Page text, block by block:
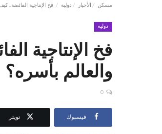
مسكن الأخبار دولية فخ الإنتاجية الفائضة..
دولية
فخ الإنتاجية
والعالم بأسره؟
0
فيسبوك تويتر